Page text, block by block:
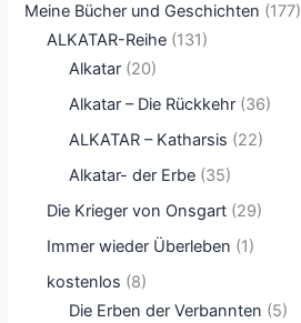
Meine Bücher und Geschichten (177)
ALKATAR-Reihe (131)
Alkatar (20)
Alkatar – Die Rückkehr (36)
ALKATAR – Katharsis (22)
Alkatar- der Erbe (35)
Die Krieger von Onsgart (29)
Immer wieder Überleben (1)
kostenlos (8)
Die Erben der Verbannten (5)